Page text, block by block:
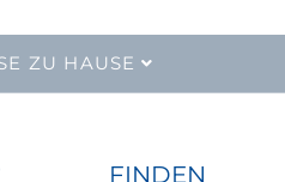
ZU HAUSE
FINDEN